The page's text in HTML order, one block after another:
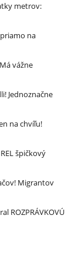
metrov:
na
vážne
Jednoznačne
na chvíľu!
špičkový
Migrantov
ROZPRÁVKOVÚ